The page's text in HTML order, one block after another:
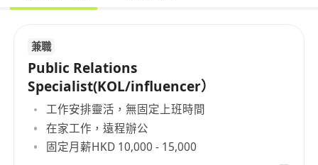
兼職
Public Relations
Specialist(KOL/influencer）
工作安排靈活，無固定上班時間
在家工作，遠程辦公
固定月薪HKD 10,000 - 15,000